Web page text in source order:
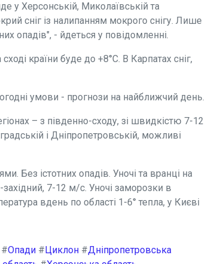
у Херсонській, Миколаївській та
сніг із налипанням мокрого снігу. Лише
опадів", - йдеться у повідомленні.
країни буде до +8°С. В Карпатах сніг,
умови - прогнози на найближчий день.
– з південно-сходу, зі швидкістю 7-12
і Дніпропетровській, можливі
Без істотних опадів. Уночі та вранці на
7-12 м/с. Уночі заморозки в
вдень по області 1-6° тепла, у Києві
#Опади #Циклон #Дніпропетровська